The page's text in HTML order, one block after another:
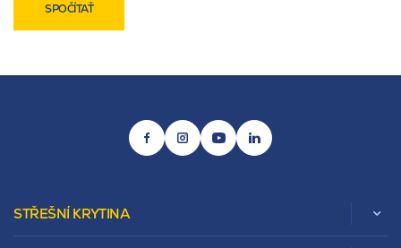
SPOČÍTAŤ
STŘEŠNÍ KRYTINA